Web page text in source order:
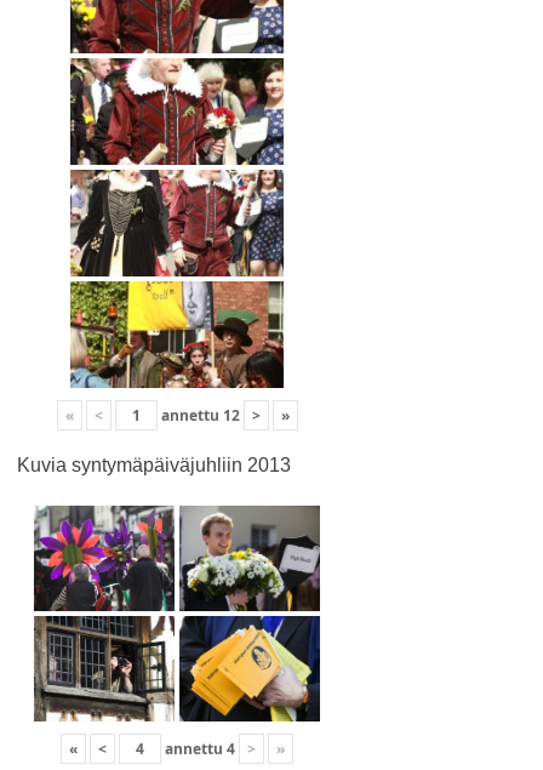
« < annettu 12 > »
Kuvia syntymäpäiväjuhliin 2013
« < annettu 4 > »